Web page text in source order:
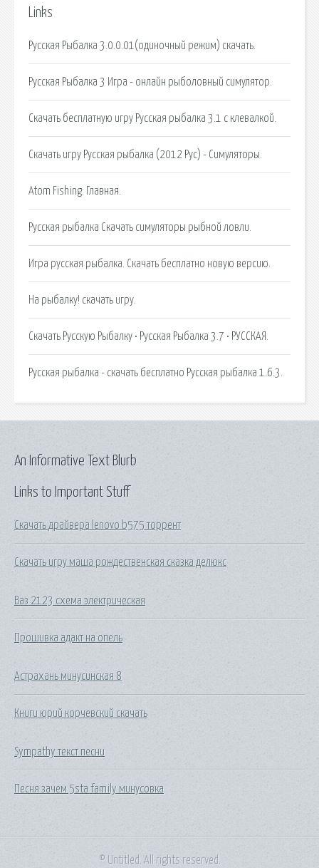
Links
Русская Рыбалка 3.0.0.01(одиночный режим) скачать.
Русская Рыбалка 3 Игра - онлайн рыболовный симулятор.
Скачать бесплатную игру Русская рыбалка 3.1 с клевалкой.
Скачать игру Русская рыбалка (2012 Рус) - Симуляторы.
Atom Fishing: Главная.
Русская рыбалка Cкачать симуляторы рыбной ловли.
Игра русская рыбалка. Скачать бесплатно новую версию.
На рыбалку! скачать игру.
Скачать Русскую Рыбалку • Русская Рыбалка 3.7 • РУССКАЯ.
Русская рыбалка - скачать бесплатно Русская рыбалка 1.6.3.
Links to Important Stuff
Скачать драйвера lenovo b575 торрент
Скачать игру маша рождественская сказка делюкс
Ваз 2123 схема электрическая
Прошивка адакт на опель
Астрахань минусинская 8
Книги юрий корчевский скачать
Sympathy текст песни
Песня зачем 5sta family минусовка
An Informative Text Blurb
© Untitled. All rights reserved.